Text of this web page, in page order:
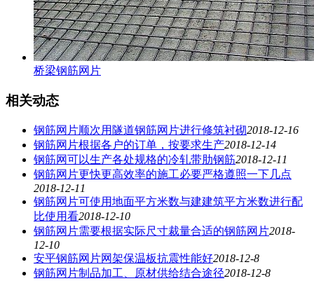
桥梁钢筋网片
相关动态
钢筋网片顺次用隧道钢筋网片进行修筑衬砌2018-12-16
钢筋网片根据各户的订单，按要求生产2018-12-14
钢筋网可以生产各处规格的冷轧带肋钢筋2018-12-11
钢筋网片更快更高效率的施工必要严格遵照一下几点
2018-12-11
钢筋网片可使用地面平方米数与建建筑平方米数进行配
比使用看2018-12-10
钢筋网片需要根据实际尺寸裁量合适的钢筋网片2018-
12-10
安平钢筋网片网架保温板抗震性能好2018-12-8
钢筋网片制品加工、原材供给结合途径2018-12-8